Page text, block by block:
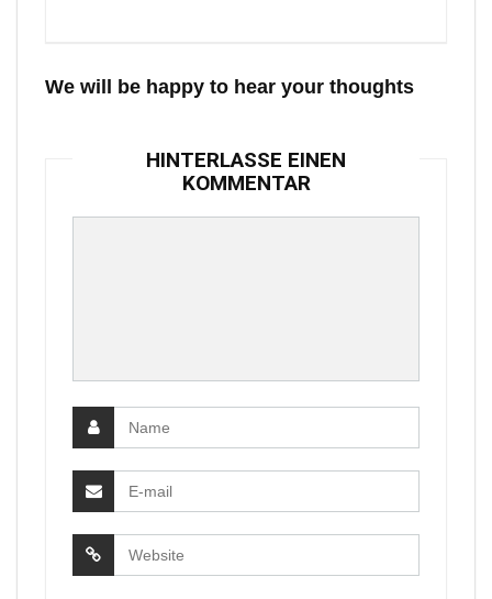
We will be happy to hear your thoughts
HINTERLASSE EINEN
KOMMENTAR